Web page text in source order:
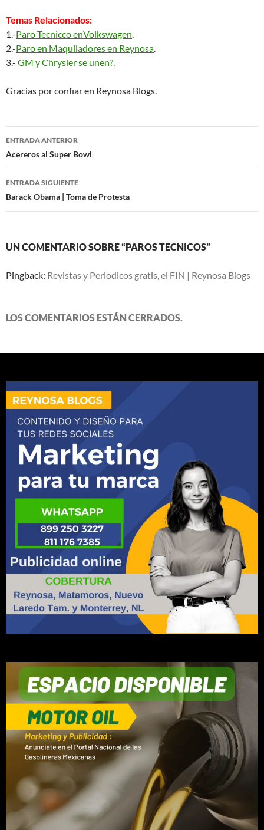
Temas Relacionados:
1.-Paro Tecnicco enVolkswagen.
2.-Paro en Maquiladores en Reynosa.
3.- GM y Chrysler se unen?.
Gracias por confiar en Reynosa Blogs.
Navegación
de
entradas
ENTRADA ANTERIOR
Acereros al Super Bowl
ENTRADA SIGUIENTE
Barack Obama | Toma de Protesta
UN COMENTARIO SOBRE “PAROS TECNICOS”
Pingback: Revistas y Periodicos gratis, el FIN | Reynosa Blogs
LOS COMENTARIOS ESTÁN CERRADOS.